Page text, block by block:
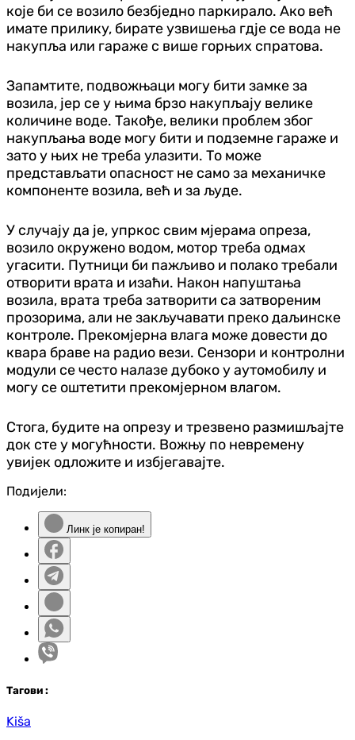
које би се возило безбједно паркирало. Ако већ
имате прилику, бирате узвишења гдје се вода не
накупља или гараже с више горњих спратова.
Запамтите, подвожњаци могу бити замке за
возила, јер се у њима брзо накупљају велике
количине воде. Такође, велики проблем због
накупљања воде могу бити и подземне гараже и
зато у њих не треба улазити. То може
представљати опасност не само за механичке
компоненте возила, већ и за људе.
У случају да је, упркос свим мјерама опреза,
возило окружено водом, мотор треба одмах
угасити. Путници би пажљиво и полако требали
отворити врата и изаћи. Након напуштања
возила, врата треба затворити са затвореним
прозорима, али не закључавати преко даљинске
контроле. Прекомјерна влага може довести до
квара браве на радио вези. Сензори и контролни
модули се често налазе дубоко у аутомобилу и
могу се оштетити прекомјерном влагом.
Стога, будите на опрезу и трезвено размишљајте
док сте у могућности. Вожњу по невремену
увијек одложите и избјегавајте.
Подијели:
Линк је копиран!
Тагови :
Kiša